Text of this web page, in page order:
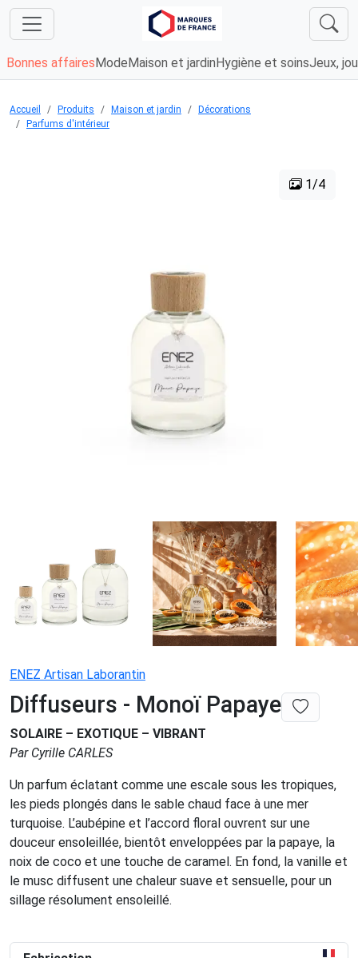
Bonnes affaires Mode Maison et jardin Hygiène et soinsJeux,
Accueil Produits Maison et jardin
Décorations
Parfums d'intérieur
1/4
ENEZ Artisan Laborantin
Diffuseurs - Monoï Papaye
SOLAIRE – EXOTIQUE – VIBRANT
Par Cyrille CARLES
Un parfum éclatant comme une escale sous les tropiques,
les pieds plongés dans le sable chaud face à une mer
turquoise. L’aubépine et l’accord floral ouvrent sur une
douceur ensoleillée, bientôt enveloppées par la papaye, la
noix de coco et une touche de caramel. En fond, la vanille et
le musc diffusent une chaleur suave et sensuelle, pour un
sillage résolument ensoleillé.